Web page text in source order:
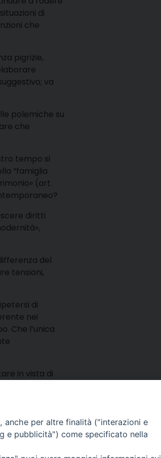
di
che
pigrizie,
va
polemiche su
che
tempo si
“famiglia
(art.
diritti
del
tensioni,
di
nei
Che l’unica
in vista di
per altre finalità ("interazioni e
e pubblicità") come specificato nella